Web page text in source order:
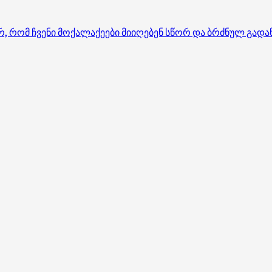
რომ ჩვენი მოქალაქეები მიიღებენ სწორ და ბრძნულ